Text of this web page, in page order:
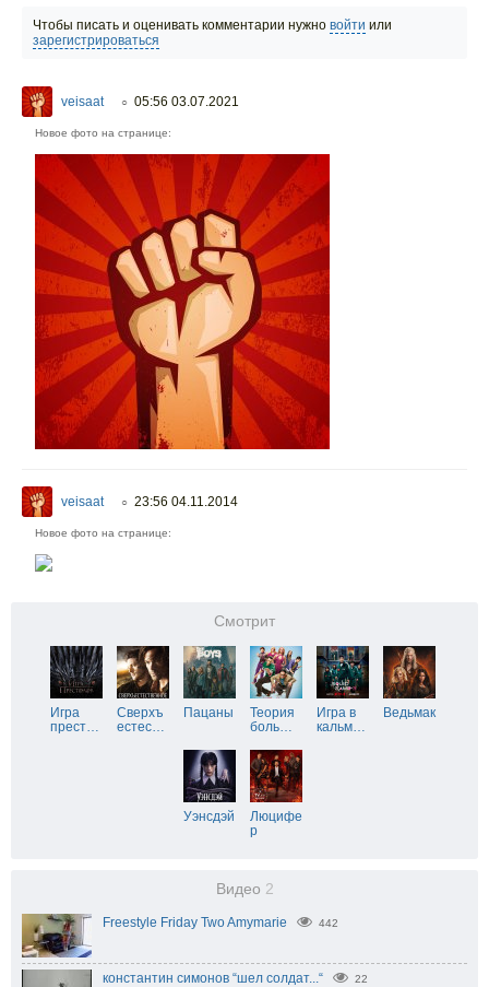
Чтобы писать и оценивать комментарии нужно войти или
зарегистрироваться
veisaat ○ 05:56 03.07.2021
Новое фото на странице:
veisaat ○ 23:56 04.11.2014
Новое фото на странице:
Смотрит
Игра
прест…
Сверхъ
естес…
Пацаны
Теория
боль…
Игра в
кальм…
Ведьмак
Уэнсдэй
Люцифе
р
Видео 2
Freestyle Friday Two Amymarie 442
константин симонов “шел солдат...“ 22